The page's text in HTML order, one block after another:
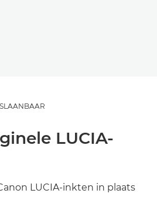
LUCIA-
LUCIA-inkten in plaats